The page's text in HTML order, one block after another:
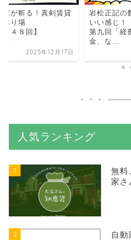
家が斬る！真剣賃貸
べり場
４８回】
...
2025年12月17日
岩松正記の
いい感じ！
第九回「経
金、な...
人気ランキング
1
無料
家さ
2
自